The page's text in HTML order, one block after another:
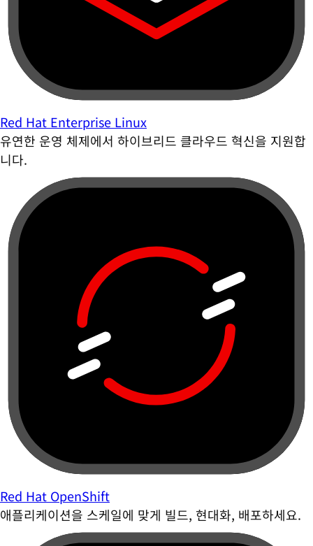
Red Hat Enterprise Linux
유연한 운영 체제에서 하이브리드 클라우드 혁신을 지원합
니다.
Red Hat OpenShift
애플리케이션을 스케일에 맞게 빌드, 현대화, 배포하세요.